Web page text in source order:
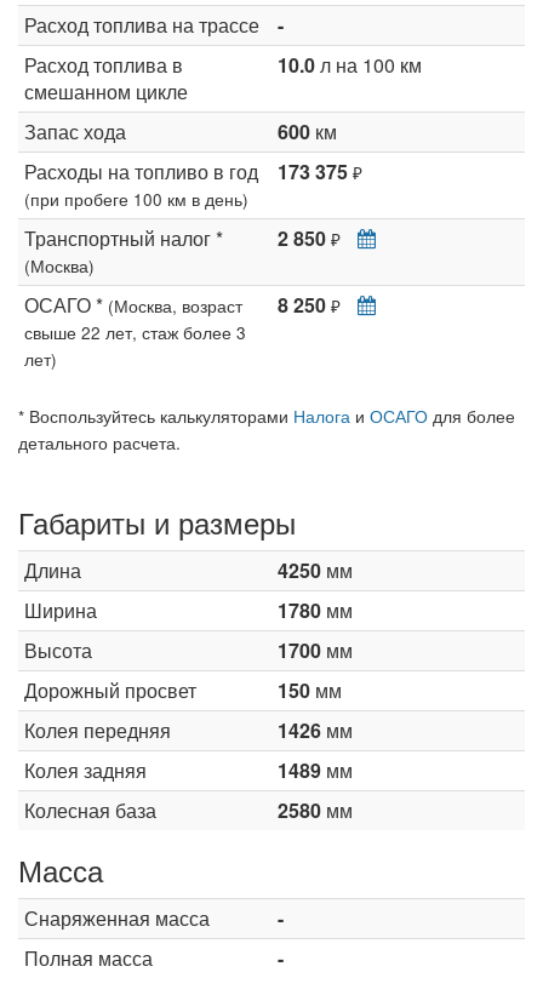
Расход топлива на трассе
-
Расход топлива в
смешанном цикле
10.0л на 100 км
Запас хода 600 км
Расходы на топливо в год
(при пробеге 100 км в день)
173 375 ₽
Транспортный налог *
(Москва)
2 850 ₽
ОСАГО * (Москва, возраст
свыше 22 лет, стаж более 3
лет)
8 250 ₽
* Воспользуйтесь калькуляторами Налога и ОСАГО для более
детального расчета.
Габариты и размеры
Длина 4250 мм
Ширина
1780 мм
Высота
1700 мм
Дорожный просвет
150 мм
Колея передняя
1426 мм
Колея задняя
1489 мм
Колесная база
2580 мм
Масса
Снаряженная масса
-
Полная масса
-